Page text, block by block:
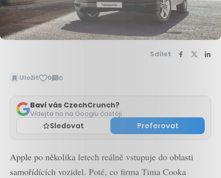
Sdílet
Uložit 0 0
Zobrazit
Baví vás CzechCrunch?
Vídejte ho na Googlu častěji.
Sledovat Preferovat
Apple po několika letech reálně vstupuje do oblasti
samořídících vozidel. Poté, co firma Tima Cooka